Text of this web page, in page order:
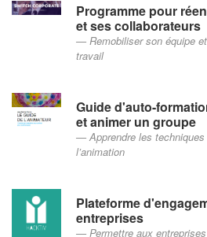
Programme pour
et ses collaborateurs
Remobiliser son équipe
travail
Guide d'auto-
et animer un groupe
Apprendre les
l’animation
Plateforme
entreprises
Permettre aux